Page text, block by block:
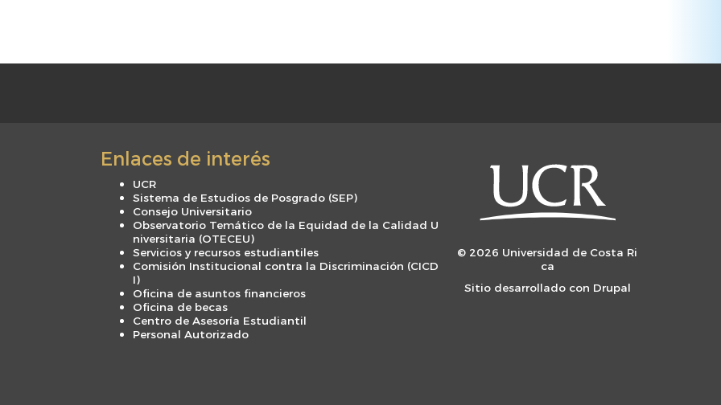
Enlaces de interés
UCR
Sistema de Estudios de Posgrado (SEP)
Consejo Universitario
Observatorio Temático de la Equidad de la Calidad U
niversitaria (OTECEU)
Servicios y recursos estudiantiles
Comisión Institucional contra la Discriminación (CICD
I)
Oficina de asuntos financieros
Oficina de becas
Centro de Asesoría Estudiantil
Personal Autorizado
© 2026 Universidad de Costa Ri
ca
Sitio desarrollado con Drupal